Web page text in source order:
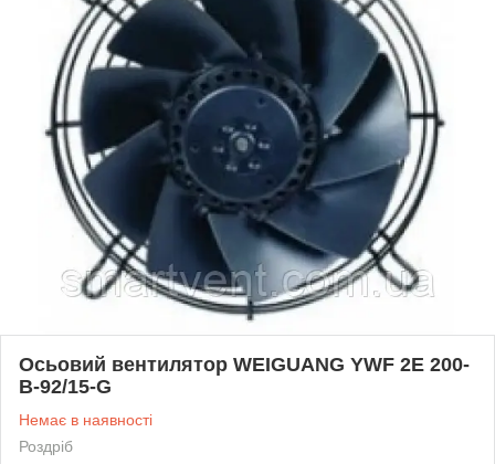
Осьовий вентилятор WEIGUANG YWF 2E 200-
B-92/15-G
Немає в наявності
Роздріб